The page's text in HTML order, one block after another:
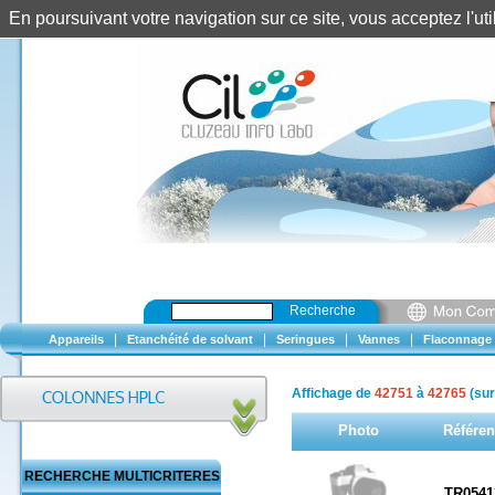
Recherche
Appareils Etanchéité de solvant Seringues Vannes Flaconnage
RECHERCHE MULTICRITERES
Affichage de 42751 à 42765
Photo
En poursuivant votre navigation sur ce site, vous acceptez